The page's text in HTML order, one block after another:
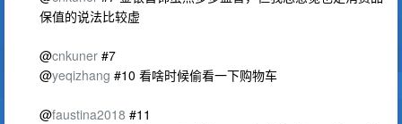
保值的说法比较虚
@cnkuner #7
@yeqizhang #10 看啥时候偷看一下购物车
@faustina2018 #11